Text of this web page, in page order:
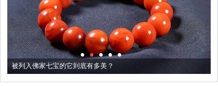
被列入佛家七宝的它到底有多美？